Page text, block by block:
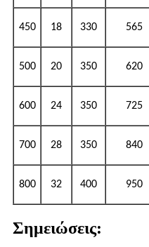
450 18 330 565
500 20 350 620
600 24 350 725
700 28 350 840
800 32 400 950
Σημειώσεις: